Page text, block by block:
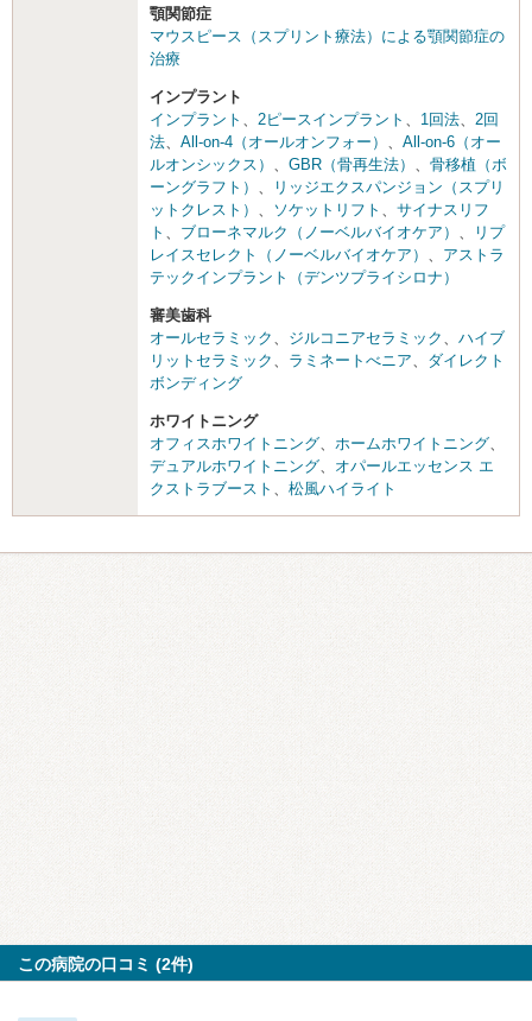
顎関節症
マウスピース（スプリント療法）による顎関節症の
治療
インプラント
インプラント
2ピースインプラント 1回法
2回
法
All-on-4（オールオンフォー）
All-on-6（オー
ルオンシックス）
GBR（骨再生法）
骨移植（ボ
ーングラフト）
リッジエクスパンジョン（スプリ
ットクレスト）
ソケットリフト
サイナスリフ
ト
ブローネマルク（ノーベルバイオケア）
リプ
レイスセレクト（ノーベルバイオケア）
アストラ
テックインプラント（デンツプライシロナ）
審美歯科
オールセラミック
ジルコニアセラミック
ハイブ
リットセラミック
ラミネートべニア
ダイレクト
ボンディング
ホワイトニング
オフィスホワイトニング
ホームホワイトニング
デュアルホワイトニング
オパールエッセンス エ
クストラブースト
松風ハイライト
この病院の口コミ (2件)